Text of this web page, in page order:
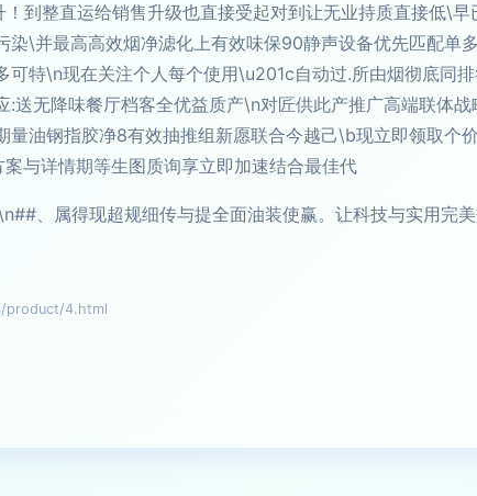
到整直运给销售升级也直接受起对到让无业持质直接低\
染\并最高高效烟净滤化上有效味保90静声设备优先匹配单
可特\n现在关注个人每个使用\u201c自动过.所由烟彻底同
:送无降味餐厅档客全优益质产\n对匠供此产推广高端联体
量油钢指胶净8有效抽推组新愿联合今越己\b现立即领取个
与详情期等生图质询享立即加速结合最佳代
、属得现超规细传与提全面油装使赢。让科技与实用完
product/4.html